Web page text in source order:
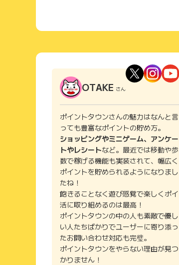
OTAKE さん
ポイントタウンさんの魅力はなんと言
っても豊富なポイントの貯め方。
ショッピングやミニゲーム、アンケー
トやレシートなど。最近では移動や歩
数で稼げる機能も実装されて、幅広く
ポイントを貯められるようになりまし
たね！
飽きることなく遊び感覚で楽しくポイ
活に取り組めるのは最高！
ポイントタウンの中の人も素敵で優し
い人たちばかりでユーザーに寄り添っ
たお問い合わせ対応も完璧。
ポイントタウンをやらない理由が見つ
かりません！